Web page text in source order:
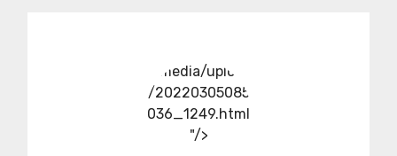
../media/upload
/20220305085
036_1249.html
"/>